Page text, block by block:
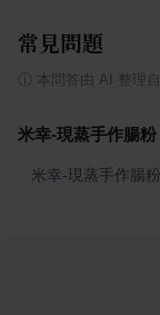
常見問題
本問答由 AI 整理
米幸-現蒸手作腸
米幸-現蒸手作腸